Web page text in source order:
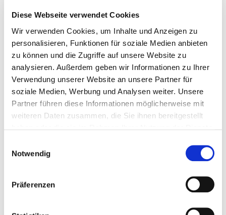
Diese Webseite verwendet Cookies
Wir verwenden Cookies, um Inhalte und Anzeigen zu
personalisieren, Funktionen für soziale Medien anbieten
zu können und die Zugriffe auf unsere Website zu
analysieren. Außerdem geben wir Informationen zu Ihrer
Verwendung unserer Website an unsere Partner für
soziale Medien, Werbung und Analysen weiter. Unsere
Partner führen diese Informationen möglicherweise mit
weiteren Daten zusammen, die Sie ihnen bereitgestellt
Notwendig
Präferenzen
Reifekeller. Schließlich kommen die Würste in eine große Zelle
mit einer Temperatur von 16-20 Grad, wo sie etwa 6 Wochen
zum Trocknen hängen.
Schimmel auf der Wurst:
Auf der Wurst kann sich ein Belag aus grünem, blauem
Schimmel befinden. Dieser Pilz ist harmlos und kann einfach
gegessen werden. Die Form sichert die Haltbarkeit des
Produkts.
haltbar. Sehr geschlossene Kartons können bei einer
Temperatur von 4 Grad im Kühlschrank aufbewahrt werden.